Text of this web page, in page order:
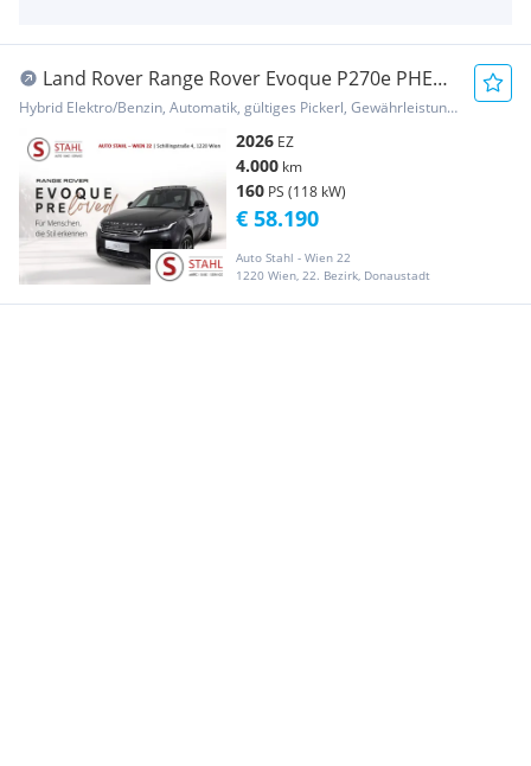
Land Rover Range Rover Evoque P270e PHEV
S AWD Aut. | Auto...
Hybrid Elektro/Benzin, Automatik, gültiges Pickerl, Gewährleistung, Garantie
2026 EZ
4.000 km
160 PS (118 kW)
Auto Stahl - Wien 22
1220 Wien, 22. Bezirk, Donaustadt
€ 58.190